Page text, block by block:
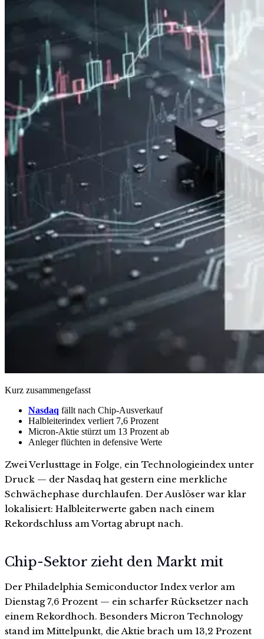
Kurz zusammengefasst
Nasdaq fällt nach Chip-Ausverkauf
Halbleiterindex verliert 7,6 Prozent
Micron-Aktie stürzt um 13 Prozent ab
Anleger flüchten in defensive Werte
Zwei Verlusttage in Folge, ein Technologieindex unter
Druck — der Nasdaq hat gestern eine merkliche
Schwächephase durchlaufen. Der Auslöser war klar
lokalisiert: Halbleiterwerte gaben nach einem
Rekordschluss am Vortag abrupt nach.
Chip-Sektor zieht den Markt mit
Der Philadelphia Semiconductor Index verlor am
Dienstag 7,6 Prozent — ein scharfer Rücksetzer nach
einem Rekordhoch. Besonders Micron Technology
stand im Mittelpunkt, die Aktie brach um 13,2 Prozent